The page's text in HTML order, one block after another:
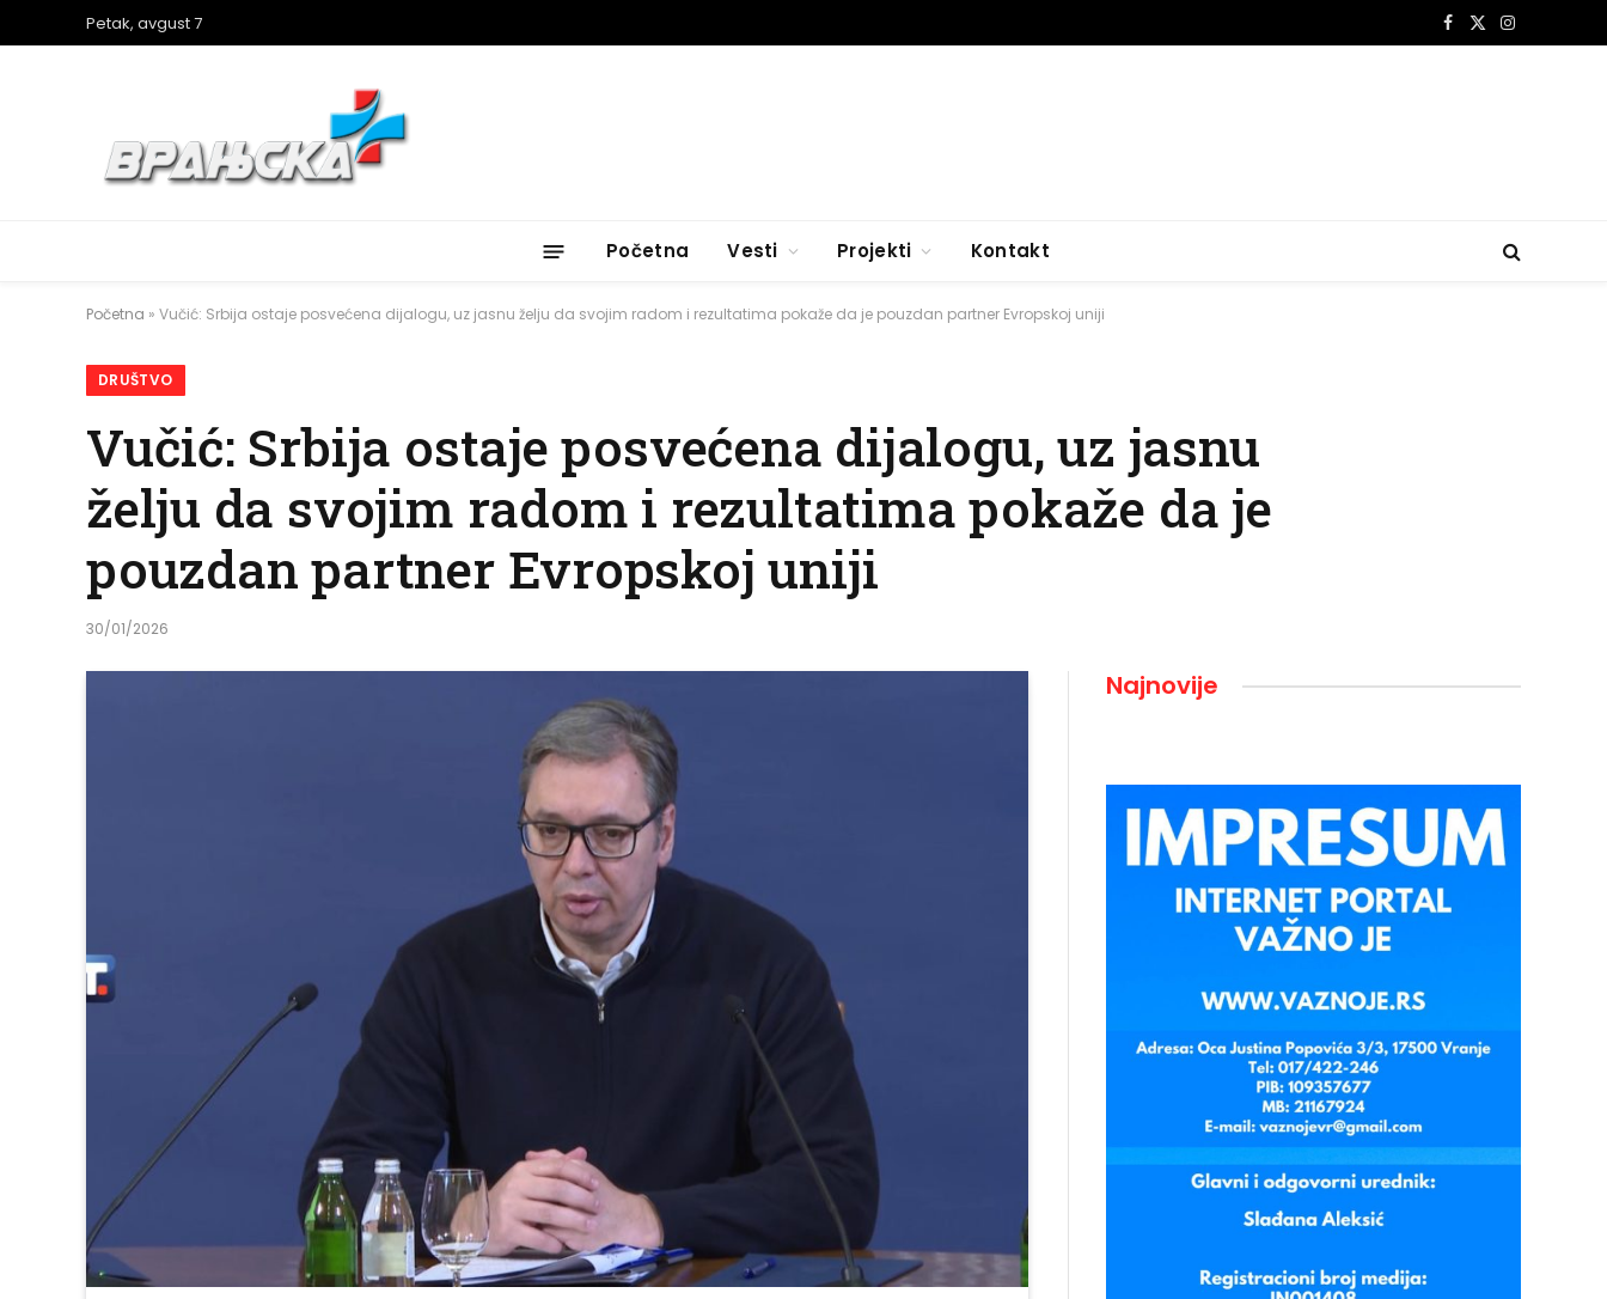
Petak, avgust 7 Facebook
X
Instagram
Početna Vesti Projekti Kontakt
Početna » Vučić: Srbija ostaje posvećena dijalogu, uz jasnu želju da svojim radom i rezultatima pokaže da je pouzdan partner Evropskoj uniji
DRUŠTVO
Vučić: Srbija ostaje posvećena dijalogu, uz jasnu
želju da svojim radom i rezultatima pokaže da je
pouzdan partner Evropskoj uniji
30/01/2026
Najnovije